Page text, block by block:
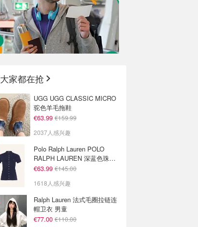
大家都在抢
UGG UGG CLASSIC MICRO
驼色羊毛拖鞋
€63.99 €159.99
2037人感兴趣
Polo Ralph Lauren POLO
RALPH LAUREN 深蓝色珠地
布 Polo衫
€63.99 €145.00
1618人感兴趣
Ralph Lauren 法式毛圈拉链连
帽卫衣 男童
€77.00 €110.00